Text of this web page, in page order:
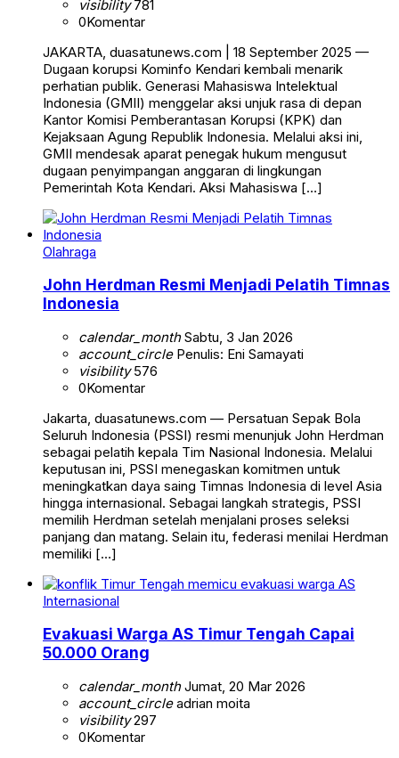
visibility781
0Komentar
JAKARTA, duasatunews.com | 18 September 2025 —
Dugaan korupsi Kominfo Kendari kembali menarik
perhatian publik. Generasi Mahasiswa Intelektual
Indonesia (GMII) menggelar aksi unjuk rasa di depan
Kantor Komisi Pemberantasan Korupsi (KPK) dan
Kejaksaan Agung Republik Indonesia. Melalui aksi ini,
GMII mendesak aparat penegak hukum mengusut
dugaan penyimpangan anggaran di lingkungan
Pemerintah Kota Kendari. Aksi Mahasiswa […]
Olahraga
John Herdman Resmi Menjadi Pelatih Timnas
Indonesia
calendar_monthSabtu, 3 Jan 2026
account_circlePenulis: Eni Samayati
visibility576
0Komentar
Jakarta, duasatunews.com — Persatuan Sepak Bola
Seluruh Indonesia (PSSI) resmi menunjuk John Herdman
sebagai pelatih kepala Tim Nasional Indonesia. Melalui
keputusan ini, PSSI menegaskan komitmen untuk
meningkatkan daya saing Timnas Indonesia di level Asia
hingga internasional. Sebagai langkah strategis, PSSI
memilih Herdman setelah menjalani proses seleksi
panjang dan matang. Selain itu, federasi menilai Herdman
memiliki […]
Internasional
Evakuasi Warga AS Timur Tengah Capai
50.000 Orang
calendar_monthJumat, 20 Mar 2026
account_circleadrian moita
visibility297
0Komentar